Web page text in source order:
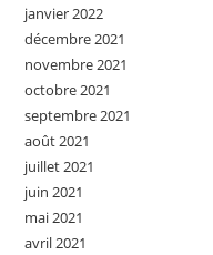
janvier 2022
décembre 2021
novembre 2021
octobre 2021
septembre 2021
août 2021
juillet 2021
juin 2021
mai 2021
avril 2021